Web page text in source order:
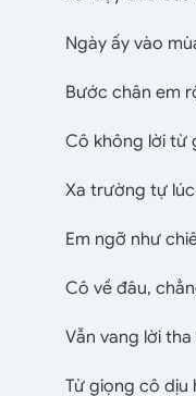
Ngày ấy vào
Bước chân em
Cô không lời từ
Xa trường tự
Em ngỡ như
Cô về đâu,
Vẫn vang lời
Từ giọng cô dịu